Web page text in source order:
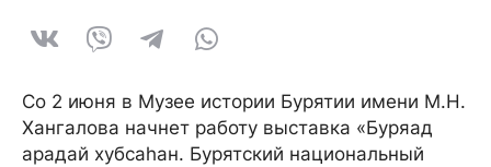
Со 2 июня в Музее истории Бурятии имени М.Н.
Хангалова начнет работу выставка «Буряад
арадай хубсаһан. Бурятский национальный